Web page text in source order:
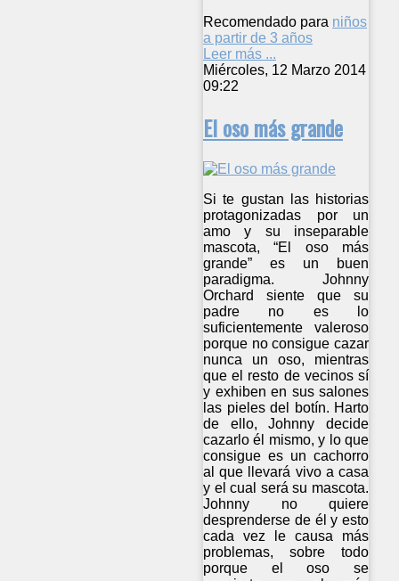
Recomendado para niños
a partir de 3 años
Leer más ...
Miércoles, 12 Marzo 2014
09:22
El oso más grande
Si te gustan las historias
protagonizadas por un
amo y su inseparable
mascota, “El oso más
grande” es un buen
paradigma. Johnny
Orchard siente que su
padre no es lo
suficientemente valeroso
porque no consigue cazar
nunca un oso, mientras
que el resto de vecinos sí
y exhiben en sus salones
las pieles del botín. Harto
de ello, Johnny decide
cazarlo él mismo, y lo que
consigue es un cachorro
al que llevará vivo a casa
y el cual será su mascota.
Johnny no quiere
desprenderse de él y esto
cada vez le causa más
problemas, sobre todo
porque el oso se